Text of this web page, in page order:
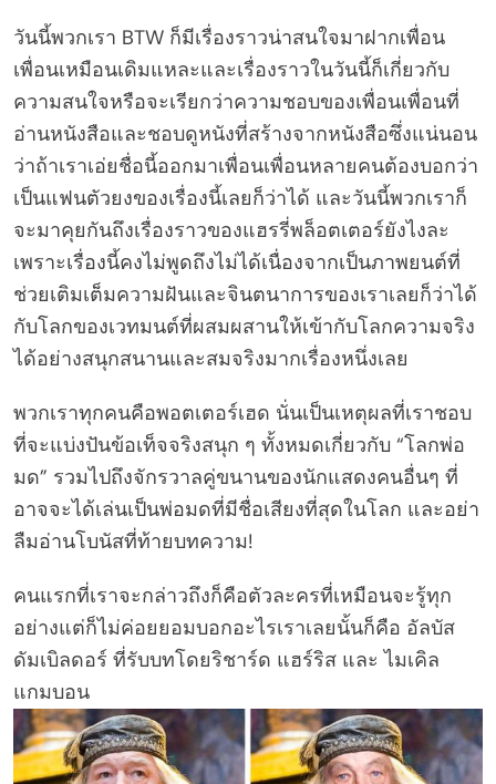
วันนี้พวกเรา BTW ก็มีเรื่องราวน่าสนใจมาฝากเพื่อน
เพื่อนเหมือนเดิมแหละและเรื่องราวในวันนี้ก็เกี่ยวกับ
ความสนใจหรือจะเรียกว่าความชอบของเพื่อนเพื่อนที่
อ่านหนังสือและชอบดูหนังที่สร้างจากหนังสือซึ่งแน่นอน
ว่าถ้าเราเอ่ยชื่อนี้ออกมาเพื่อนเพื่อนหลายคนต้องบอกว่า
เป็นแฟนตัวยงของเรื่องนี้เลยก็ว่าได้ และวันนี้พวกเราก็
จะมาคุยกันถึงเรื่องราวของแฮรรี่พล็อตเตอร์ยังไงละ
เพราะเรื่องนี้คงไม่พูดถึงไม่ได้เนื่องจากเป็นภาพยนต์ที่
ช่วยเติมเต็มความฝันและจินตนาการของเราเลยก็ว่าได้
กับโลกของเวทมนต์ที่ผสมผสานให้เข้ากับโลกความจริง
ได้อย่างสนุกสนานและสมจริงมากเรื่องหนึ่งเลย
พวกเราทุกคนคือพอตเตอร์เฮด นั่นเป็นเหตุผลที่เราชอบ
ที่จะแบ่งปันข้อเท็จจริงสนุก ๆ ทั้งหมดเกี่ยวกับ “โลกพ่อ
มด” รวมไปถึงจักรวาลคู่ขนานของนักแสดงคนอื่นๆ ที่
อาจจะได้เล่นเป็นพ่อมดที่มีชื่อเสียงที่สุดในโลก และอย่า
ลืมอ่านโบนัสที่ท้ายบทความ!
คนแรกที่เราจะกล่าวถึงก็คือตัวละครที่เหมือนจะรู้ทุก
อย่างแต่ก็ไม่ค่อยยอมบอกอะไรเราเลยนั้นก็คือ อัลบัส
ดัมเบิลดอร์ ที่รับบทโดยริชาร์ด แฮร์ริส และ ไมเคิล
แกมบอน